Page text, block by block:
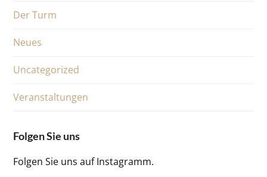
Der Turm
Neues
Uncategorized
Veranstaltungen
Folgen Sie uns
Folgen Sie uns auf Instagramm.